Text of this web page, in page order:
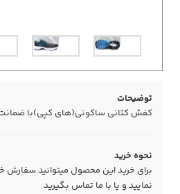
توضیحات
کفش کتانی ساکونی(های کپی)با
نحوه خرید
برای خرید این محصول میتوانید سفارش
نمایید و یا با ما تماس بگیرید